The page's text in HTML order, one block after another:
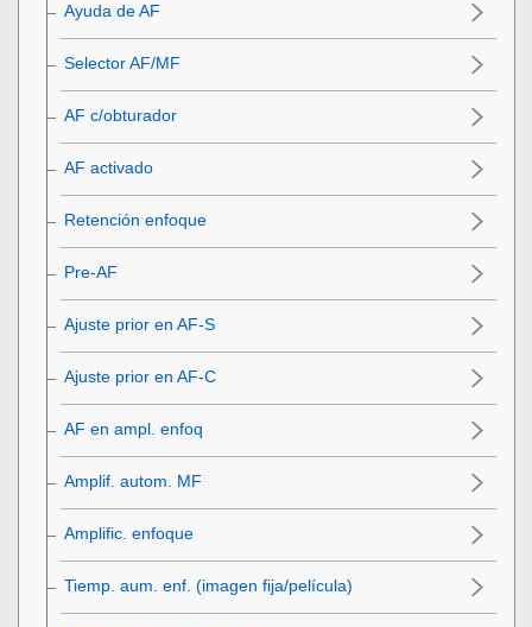
Ayuda de AF
Selector AF/MF
AF c/obturador
AF activado
Retención enfoque
Pre-AF
Ajuste prior en AF-S
Ajuste prior en AF-C
AF en ampl. enfoq
Amplif. autom. MF
Amplific. enfoque
Tiemp. aum. enf. (imagen fija/película)